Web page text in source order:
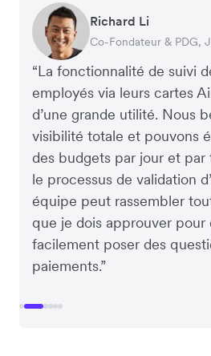
Joel Stehr
Directeur des
“La fonctionnalité de suivi
employés via leurs cartes
d’une grande utilité. Nous
visibilité totale et pouvons
des budgets par jour et par
le processus de validation
équipe peut rassembler
que je dois approuver pour
facilement poser des
paiements.”
Richard Li
Co-Fondateur & PDG,
Warren Durling
Agence Digitale
Gavin Black
Group
Tanya Karolia
Service Paie &
Rupert
Managing Director,